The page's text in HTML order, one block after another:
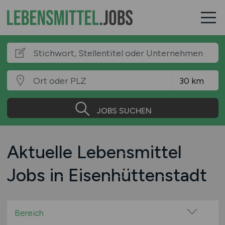
JOBS SUCHEN
Aktuelle Lebensmittel
Jobs in Eisenhüttenstadt
Bereich